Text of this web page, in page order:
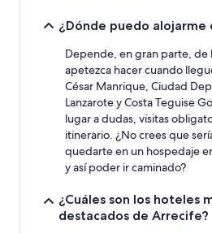
¿Dónde puedo alojarme
Depende, en gran parte, de
apetezca hacer cuando
César Manrique, Ciudad
Lanzarote y Costa Teguise
lugar a dudas, visitas
itinerario. ¿No crees que
quedarte en un hospedaje
y así poder ir caminado?
¿Cuáles son los hoteles
destacados de Arrecife?